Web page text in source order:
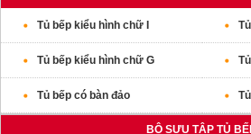
Tủ bếp kiểu hình chữ I
Tủ bếp kiểu hình chữ G
Tủ bếp có bàn đảo
BỘ SƯU TẬP TỦ